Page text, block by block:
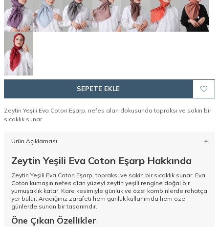
SEPETE EKLE
Zeytin Yeşili Eva Coton Eşarp, nefes alan dokusunda topraksı ve sakin bir
sıcaklık sunar.
Ürün Açıklaması
Zeytin Yeşili Eva Coton Eşarp Hakkında
Zeytin Yeşili Eva Coton Eşarp, topraksı ve sakin bir sıcaklık sunar. Eva
Coton kumaşın nefes alan yüzeyi zeytin yeşili rengine doğal bir
yumuşaklık katar. Kare kesimiyle günlük ve özel kombinlerde rahatça
yer bulur. Aradığınız zarafeti hem günlük kullanımda hem özel
günlerde sunan bir tasarımdır.
Öne Çıkan Özellikler